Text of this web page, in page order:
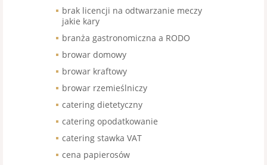
brak licencji na odtwarzanie meczy
jakie kary
branża gastronomiczna a RODO
browar domowy
browar kraftowy
browar rzemieślniczy
catering dietetyczny
catering opodatkowanie
catering stawka VAT
cena papierosów